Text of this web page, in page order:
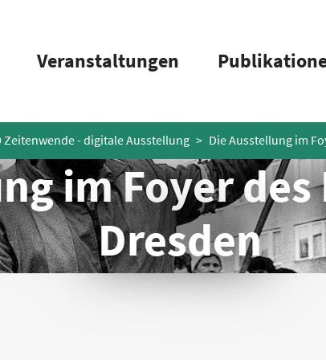
Veranstaltungen
Zeitenwende - digitale Ausstellung Die Ausstellung im
im Foyer
Dresden